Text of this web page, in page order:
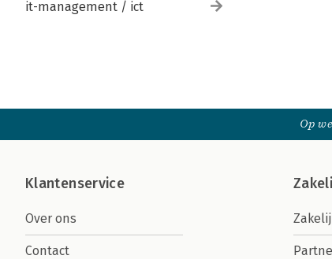
it-management / ict
Op
Klantenservice
Over ons
Contact